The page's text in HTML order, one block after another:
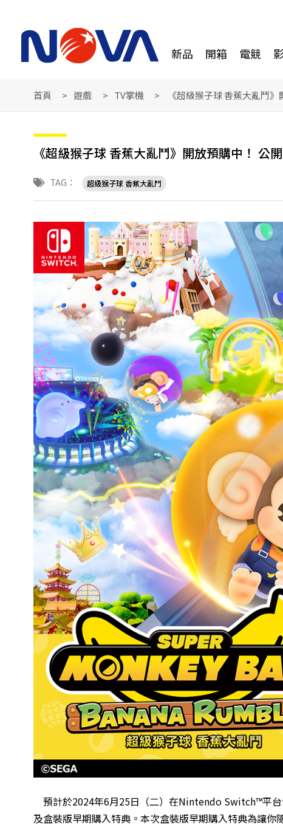
新品 開箱 電競
首頁 遊戲 TV掌機 《超級猴子球 香蕉大亂鬥
《超級猴子球 香蕉大亂鬥》開放預購中！ 公
TAG： 超級猴子球 香蕉大亂鬥
預計於2024年6月25日（二）在Nintendo Switch™平
及盒裝版早期購入特典。本次盒裝版早期購入特典為讓你